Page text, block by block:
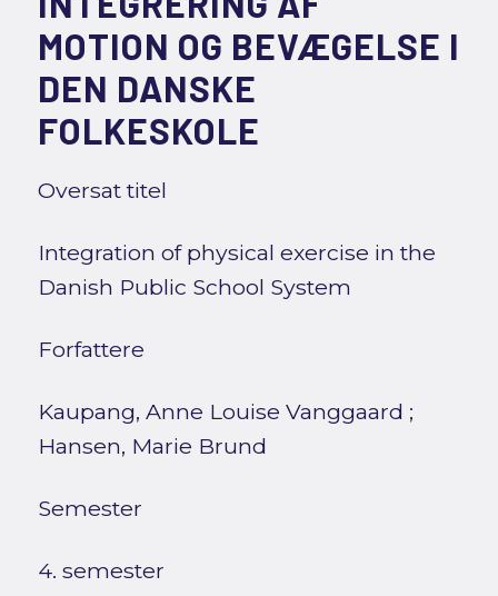
MOTION OG BEVÆGELSE I
DEN DANSKE
FOLKESKOLE
Oversat titel
Integration of physical exercise in the
Danish Public School System
Forfattere
Kaupang, Anne Louise Vanggaard ;
Hansen, Marie Brund
Semester
4. semester